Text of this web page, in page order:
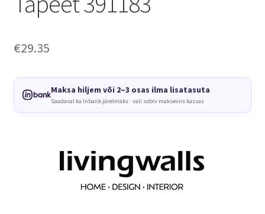
€29.35
Maksa hiljem või 2–3 osas ilma lisatasuta
Saadaval ka Inbank järelmaks · vali sobiv makseviis kassas